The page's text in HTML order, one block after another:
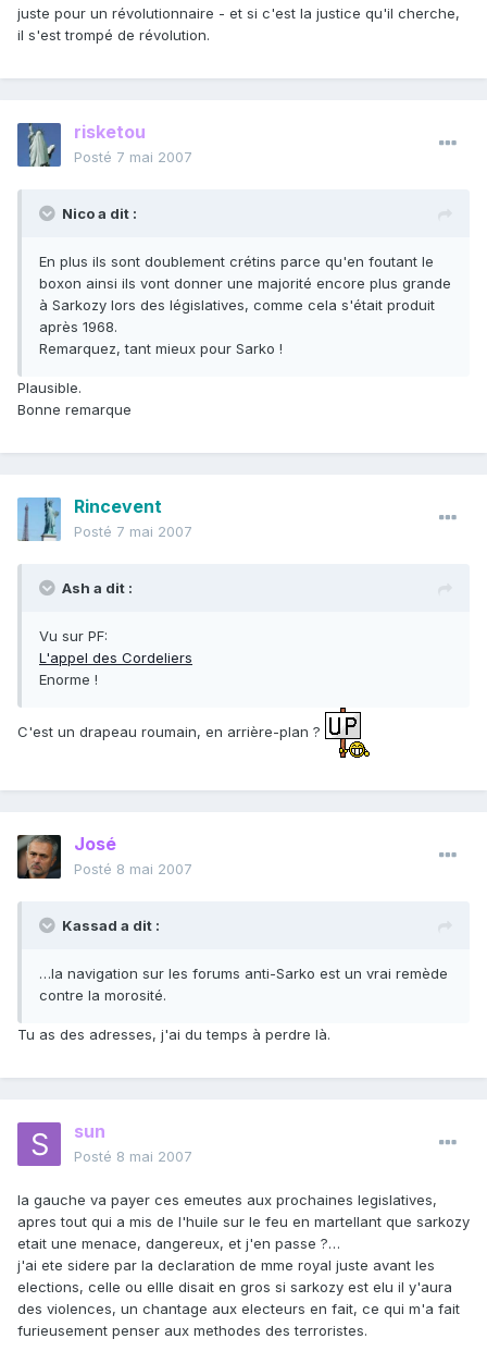
juste pour un révolutionnaire - et si c'est la justice qu'il cherche,
il s'est trompé de révolution.
risketou
Posté 7 mai 2007
Nico a dit :
En plus ils sont doublement crétins parce qu'en foutant le
boxon ainsi ils vont donner une majorité encore plus grande
à Sarkozy lors des législatives, comme cela s'était produit
après 1968.
Remarquez, tant mieux pour Sarko !
Plausible.
Bonne remarque
Rincevent
Posté 7 mai 2007
Ash a dit :
Vu sur PF:
L'appel des Cordeliers
Enorme !
C'est un drapeau roumain, en arrière-plan ?
José
Posté 8 mai 2007
Kassad a dit :
…la navigation sur les forums anti-Sarko est un vrai remède
contre la morosité.
Tu as des adresses, j'ai du temps à perdre là.
sun
Posté 8 mai 2007
la gauche va payer ces emeutes aux prochaines legislatives,
apres tout qui a mis de l'huile sur le feu en martellant que sarkozy
etait une menace, dangereux, et j'en passe ?…
j'ai ete sidere par la declaration de mme royal juste avant les
elections, celle ou ellle disait en gros si sarkozy est elu il y'aura
des violences, un chantage aux electeurs en fait, ce qui m'a fait
furieusement penser aux methodes des terroristes.